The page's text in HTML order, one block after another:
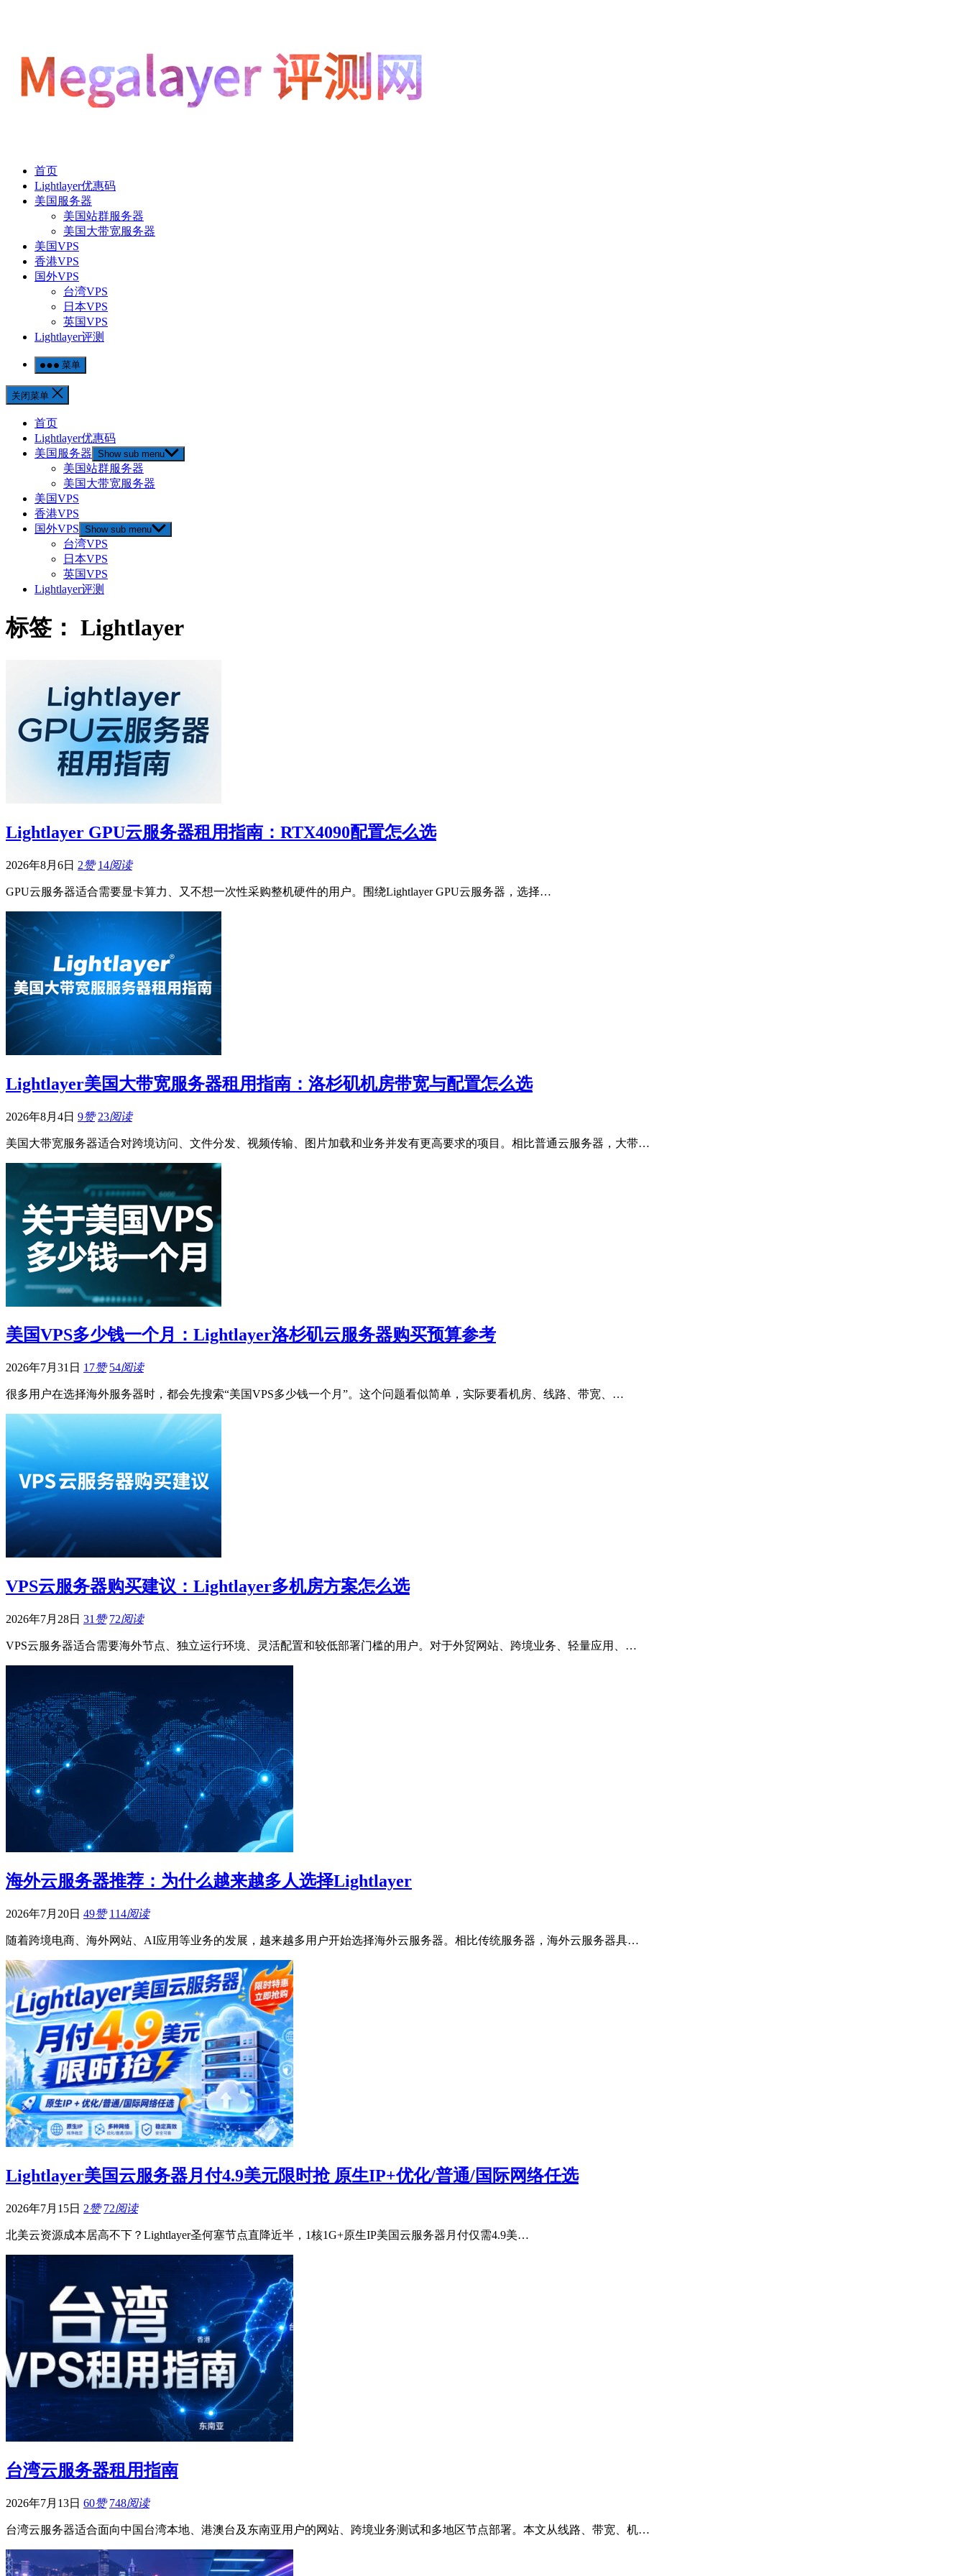
首页
Lightlayer优惠码
美国服务器
美国站群服务器
美国大带宽服务器
美国VPS
香港VPS
国外VPS
台湾VPS
日本VPS
英国VPS
Lightlayer评测
菜单
关闭菜单
首页
Lightlayer优惠码
美国服务器 Show sub menu
美国站群服务器
美国大带宽服务器
美国VPS
香港VPS
国外VPS Show sub menu
台湾VPS
日本VPS
英国VPS
Lightlayer评测
标签： Lightlayer
Lightlayer GPU云服务器租用指南：RTX4090配置怎么选
2026年8月6日 2赞 14阅读
GPU云服务器适合需要显卡算力、又不想一次性采购整机硬件的用户。围绕Lightlayer GPU云服务器，选择…
Lightlayer美国大带宽服务器租用指南：洛杉矶机房带宽与配置怎么选
2026年8月4日 9赞 23阅读
美国大带宽服务器适合对跨境访问、文件分发、视频传输、图片加载和业务并发有更高要求的项目。相比普通云服务器，大带…
美国VPS多少钱一个月：Lightlayer洛杉矶云服务器购买预算参考
2026年7月31日 17赞 54阅读
很多用户在选择海外服务器时，都会先搜索“美国VPS多少钱一个月”。这个问题看似简单，实际要看机房、线路、带宽、…
VPS云服务器购买建议：Lightlayer多机房方案怎么选
2026年7月28日 31 赞 72阅读
VPS云服务器适合需要海外节点、独立运行环境、灵活配置和较低部署门槛的用户。对于外贸网站、跨境业务、轻量应用、…
海外云服务器推荐：为什么越来越多人选择Lightlayer
2026年7月20日 49赞 114阅读
随着跨境电商、海外网站、AI应用等业务的发展，越来越多用户开始选择海外云服务器。相比传统服务器，海外云服务器具…
Lightlayer美国云服务器月付4.9美元限时抢 原生IP+优化/普通/国际网络任选
2026年7月15日 2赞 72阅读
北美云资源成本居高不下？Lightlayer圣何塞节点直降近半，1核1G+原生IP美国云服务器月付仅需4.9美…
台湾云服务器租用指南
2026年7月13日 60赞 748阅读
台湾云服务器适合面向中国台湾本地、港澳台及东南亚用户的网站、跨境业务测试和多地区节点部署。本文从线路、带宽、机…